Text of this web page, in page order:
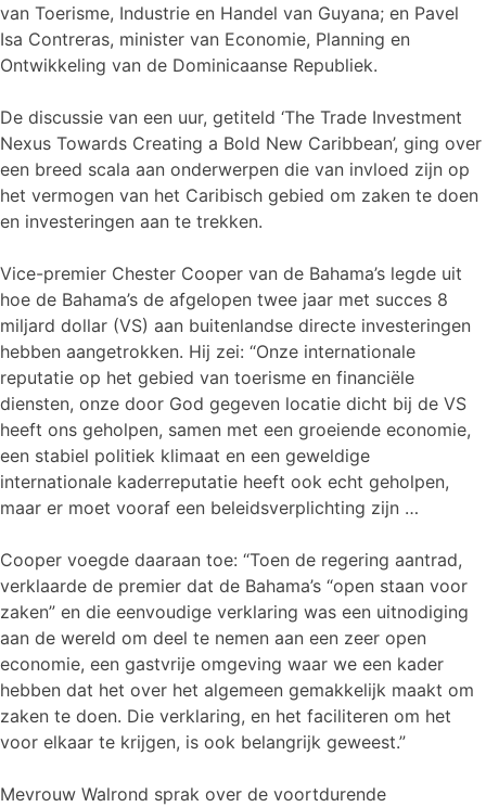
van Toerisme, Industrie en Handel van Guyana; en Pavel
Isa Contreras, minister van Economie, Planning en
Ontwikkeling van de Dominicaanse Republiek.
De discussie van een uur, getiteld ‘The Trade Investment
Nexus Towards Creating a Bold New Caribbean’, ging over
een breed scala aan onderwerpen die van invloed zijn op
het vermogen van het Caribisch gebied om zaken te doen
en investeringen aan te trekken.
Vice-premier Chester Cooper van de Bahama’s legde uit
hoe de Bahama’s de afgelopen twee jaar met succes 8
miljard dollar (VS) aan buitenlandse directe investeringen
hebben aangetrokken. Hij zei: “Onze internationale
reputatie op het gebied van toerisme en financiële
diensten, onze door God gegeven locatie dicht bij de VS
heeft ons geholpen, samen met een groeiende economie,
een stabiel politiek klimaat en een geweldige
internationale kaderreputatie heeft ook echt geholpen,
maar er moet vooraf een beleidsverplichting zijn …
Cooper voegde daaraan toe: “Toen de regering aantrad,
verklaarde de premier dat de Bahama’s “open staan voor
zaken” en die eenvoudige verklaring was een uitnodiging
aan de wereld om deel te nemen aan een zeer open
economie, een gastvrije omgeving waar we een kader
hebben dat het over het algemeen gemakkelijk maakt om
zaken te doen. Die verklaring, en het faciliteren om het
voor elkaar te krijgen, is ook belangrijk geweest.”
Mevrouw Walrond sprak over de voortdurende